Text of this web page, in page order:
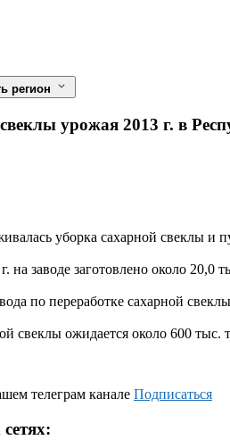
регион
урожая 2013 г. в
уборка сахарной свеклы и
на заводе заготовлено около 20,0
по переработке сахарной
свеклы ожидается около 600 тыс.
телеграм канале Подписаться